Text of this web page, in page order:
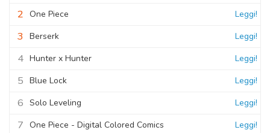
2 One Piece Leggi!
3 Berserk Leggi!
4 Hunter x Hunter Leggi!
5 Blue Lock Leggi!
6 Solo Leveling Leggi!
7 One Piece - Digital Colored Comics Leggi!